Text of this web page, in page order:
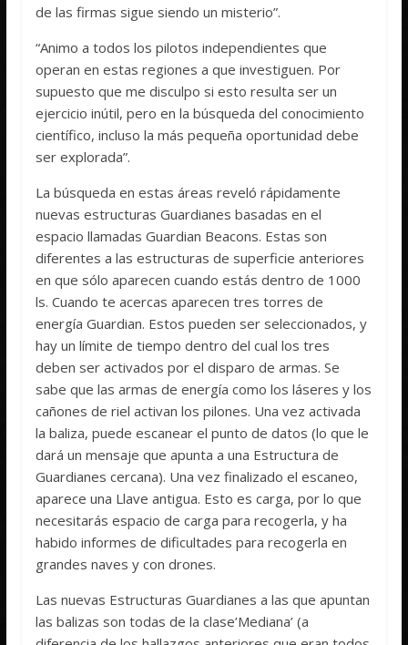
de las firmas sigue siendo un misterio”.
“Animo a todos los pilotos independientes que
operan en estas regiones a que investiguen. Por
supuesto que me disculpo si esto resulta ser un
ejercicio inútil, pero en la búsqueda del conocimiento
científico, incluso la más pequeña oportunidad debe
ser explorada”.
La búsqueda en estas áreas reveló rápidamente
nuevas estructuras Guardianes basadas en el
espacio llamadas Guardian Beacons. Estas son
diferentes a las estructuras de superficie anteriores
en que sólo aparecen cuando estás dentro de 1000
ls. Cuando te acercas aparecen tres torres de
energía Guardian. Estos pueden ser seleccionados, y
hay un límite de tiempo dentro del cual los tres
deben ser activados por el disparo de armas. Se
sabe que las armas de energía como los láseres y los
cañones de riel activan los pilones. Una vez activada
la baliza, puede escanear el punto de datos (lo que le
dará un mensaje que apunta a una Estructura de
Guardianes cercana). Una vez finalizado el escaneo,
aparece una Llave antigua. Esto es carga, por lo que
necesitarás espacio de carga para recogerla, y ha
habido informes de dificultades para recogerla en
grandes naves y con drones.
Las nuevas Estructuras Guardianes a las que apuntan
las balizas son todas de la clase’Mediana’ (a